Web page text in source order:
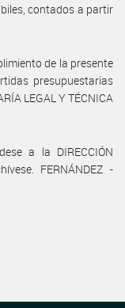
contados a partir
de la presente
presupuestarias
LEGAL Y TÉCNICA
a la DIRECCIÓN
FERNÁNDEZ -